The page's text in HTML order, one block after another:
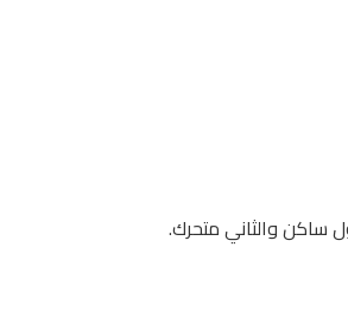
ساكن والثاني متحرك.